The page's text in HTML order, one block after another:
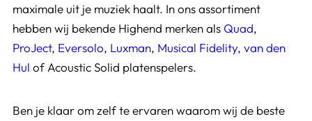
maximale uit je muziek haalt. In ons assortiment
hebben wij bekende Highend merken als Quad,
ProJect, Eversolo, Luxman, Musical Fidelity, van den
Hul of Acoustic Solid platenspelers.
Ben je klaar om zelf te ervaren waarom wij de beste